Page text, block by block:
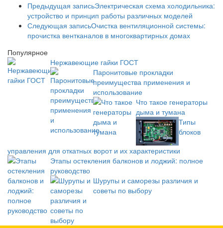
Предыдущая записьЭлектрическая схема холодильника:
устройство и принцип работы различных моделей
Следующая записьОчистка вентиляционной системы:
прочистка вентканалов в многоквартирных домах
Популярное
Нержавеющие гайки ГОСТ
Паронитовые прокладки
преимущества применения и
использование
Что такое генераторы
дыма и тумана
Типы
блоков
управления для откатных ворот и их характеристики
Этапы остекления балконов и лоджий: полное
руководство
Шурупы и саморезы различия и
советы по выбору